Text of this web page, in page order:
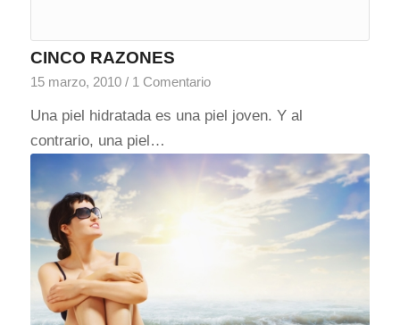
CINCO RAZONES
15 marzo, 2010 / 1 Comentario
Una piel hidratada es una piel joven. Y al
contrario, una piel…